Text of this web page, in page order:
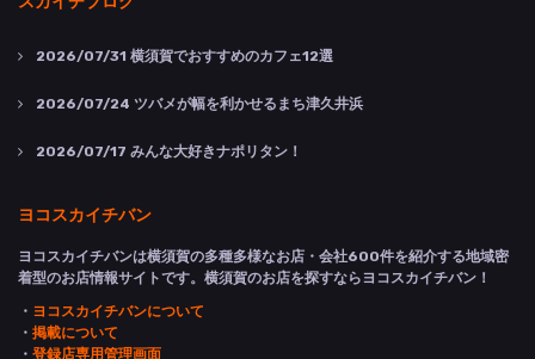
2026/07/31 横須賀でおすすめのカフェ12選
2026/07/24 ツバメが幅を利かせるまち津久井浜
2026/07/17 みんな大好きナポリタン！
ヨコスカイチバン
ヨコスカイチバンは横須賀の多種多様なお店・会社600件を紹介する地域密
着型のお店情報サイトです。横須賀のお店を探すならヨコスカイチバン！
・ ヨコスカイチバンについて
・ 掲載について
・ 登録店専用管理画面